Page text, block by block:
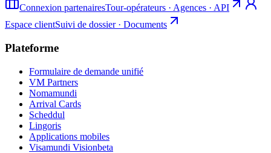
Connexion partenairesTour-opérateurs · Agences · API
Espace clientSuivi de dossier · Documents
Plateforme
Formulaire de demande unifié
VM Partners
Nomamundi
Arrival Cards
Scheddul
Lingoris
Applications mobiles
Visamundi Visionbeta